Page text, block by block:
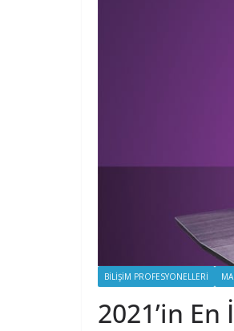
BILIŞIM PROFESYONELLERI
2021’in En